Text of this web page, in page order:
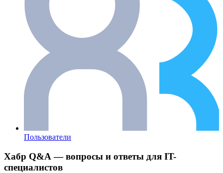
Пользователи
Хабр Q&A — вопросы и ответы для IT-
специалистов